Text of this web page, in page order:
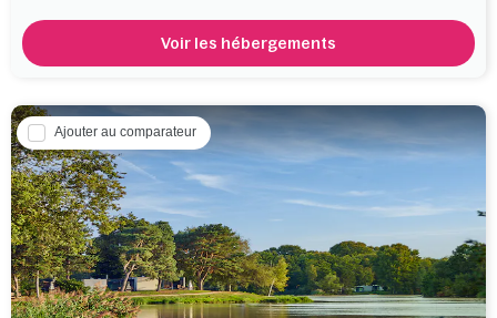
Voir les hébergements
Ajouter au comparateur